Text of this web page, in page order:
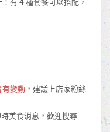
有 4 種套餐可以搭配，
有變動 ，建議上店家粉絲
美食消息，歡迎搜尋